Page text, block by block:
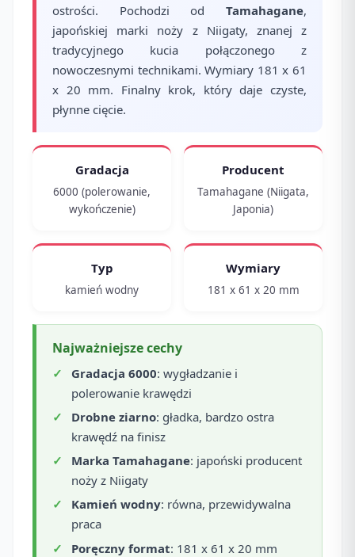
ostrości. Pochodzi od Tamahagane,
japońskiej marki noży z Niigaty, znanej z
tradycyjnego kucia połączonego z
nowoczesnymi technikami. Wymiary 181 x 61
x 20 mm. Finalny krok, który daje czyste,
płynne cięcie.
Gradacja
6000 (polerowanie,
wykończenie)
Producent
Tamahagane (Niigata,
Japonia)
Typ
kamień wodny
Wymiary
181 x 61 x 20 mm
Najważniejsze cechy
Gradacja 6000: wygładzanie i
polerowanie krawędzi
Drobne ziarno: gładka, bardzo ostra
krawędź na finisz
Marka Tamahagane: japoński producent
noży z Niigaty
Kamień wodny: równa, przewidywalna
praca
Poręczny format: 181 x 61 x 20 mm